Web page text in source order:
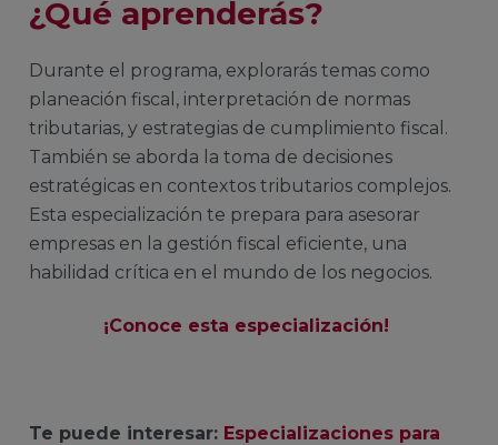
¿Qué aprenderás?
Durante el programa, explorarás temas como
planeación fiscal, interpretación de normas
tributarias, y estrategias de cumplimiento fiscal.
También se aborda la toma de decisiones
estratégicas en contextos tributarios complejos.
Esta especialización te prepara para asesorar
empresas en la gestión fiscal eficiente, una
habilidad crítica en el mundo de los negocios.
¡Conoce esta especialización!
Te puede interesar: Especializaciones para